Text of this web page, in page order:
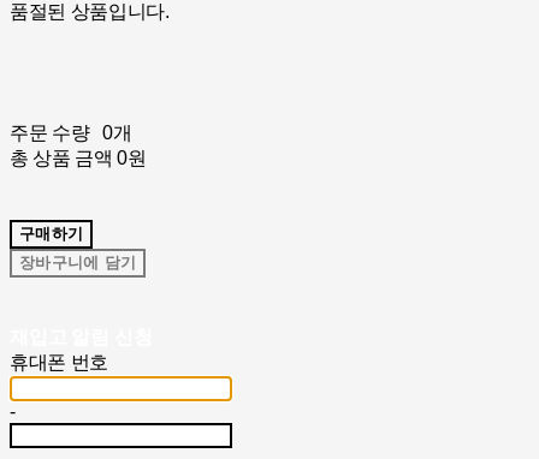
품절된 상품입니다.
주문 수량
0개
총 상품 금액 0원
구매하기
장바구니에 담기
휴대폰 번호
-